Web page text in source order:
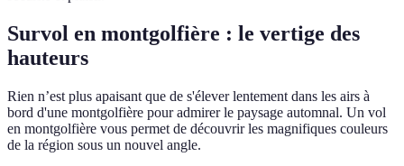
Survol en montgolfière : le vertige des
hauteurs
Rien n’est plus apaisant que de s'élever lentement dans les airs à
bord d'une montgolfière pour admirer le paysage automnal. Un vol
en montgolfière vous permet de découvrir les magnifiques couleurs
de la région sous un nouvel angle.